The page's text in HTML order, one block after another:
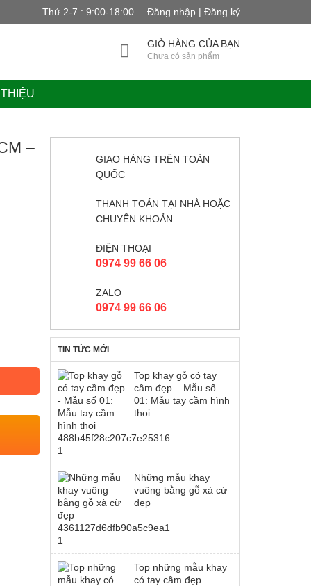
Thứ 2-7 : 9:00-18:00 Đăng nhập | Đăng ký
GIỎ HÀNG CỦA BẠN
Chưa có sản phẩm
–
GIAO HÀNG TRÊN TOÀN
QUỐC
THANH TOÁN TẠI NHÀ HOẶC
CHUYỂN KHOẢN
ĐIỆN THOẠI
0974 99 66 06
ZALO
0974 99 66 06
TIN TỨC MỚI
Top khay gỗ có tay
cầm đẹp – Mẫu số
01: Mẫu tay cầm hình
thoi
Những mẫu khay
vuông bằng gỗ xà cừ
đẹp
Top những mẫu khay
có tay cầm đẹp